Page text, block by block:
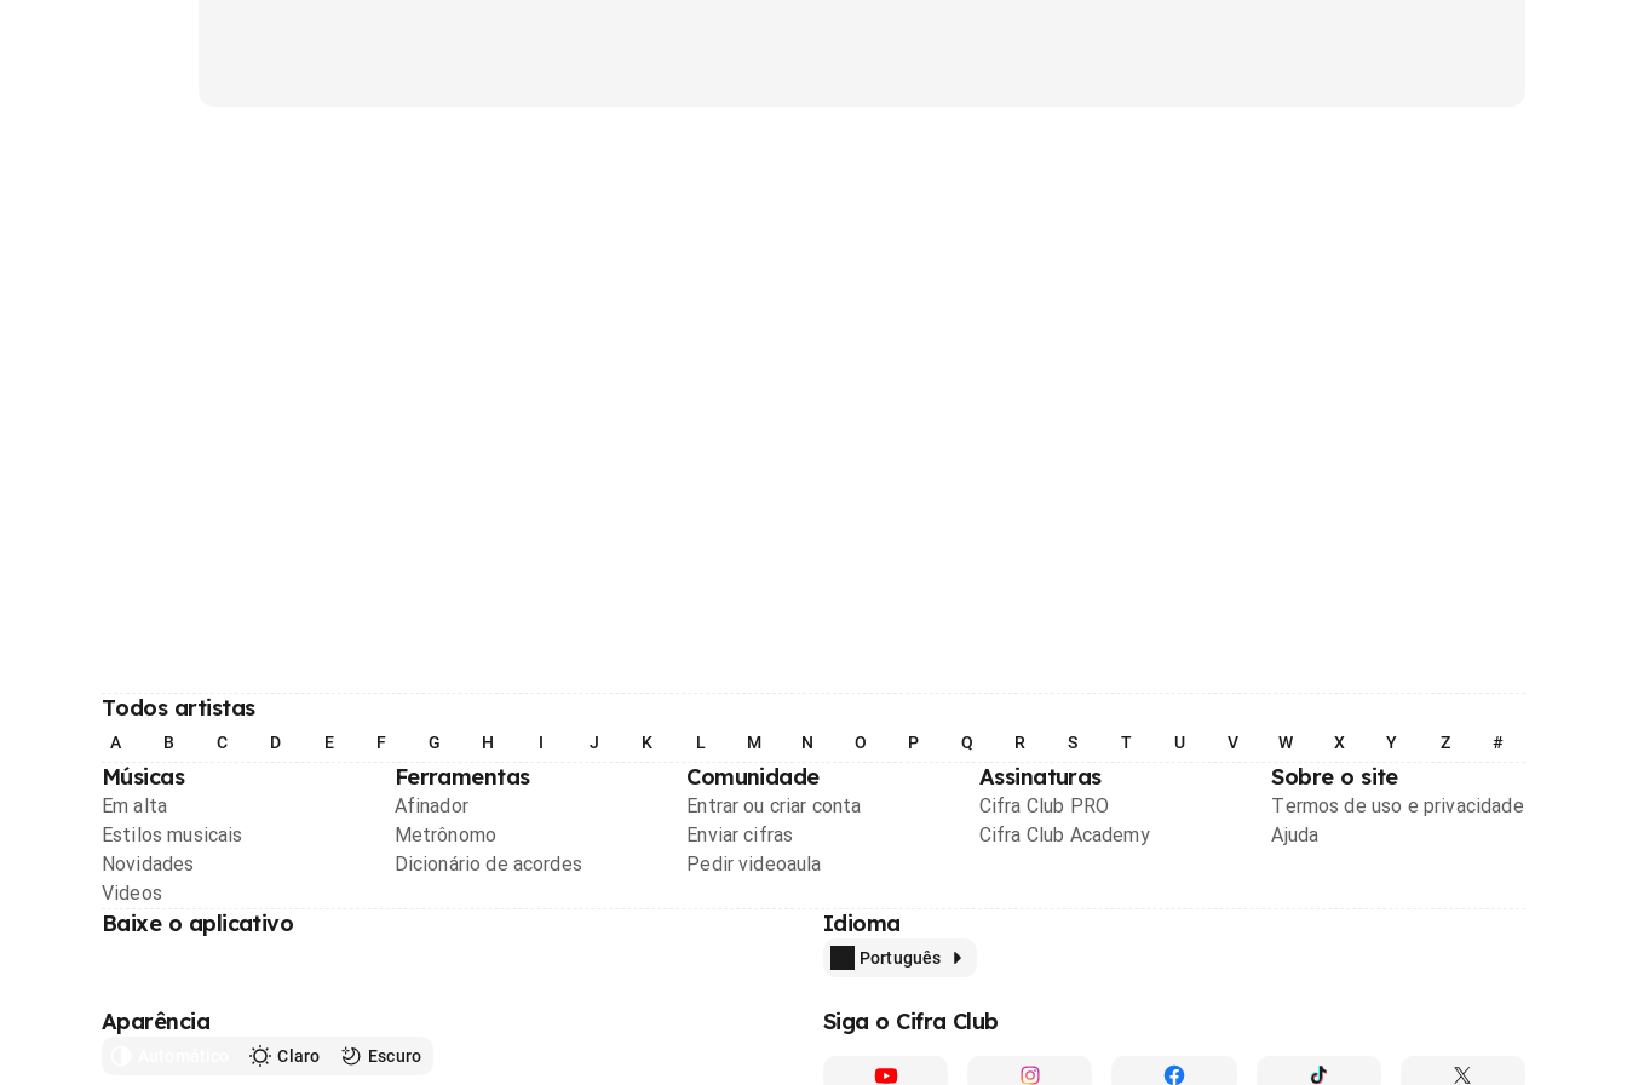
Todos artistas
A B C D E F G H I J K L M N O P Q R S T U V W X Y Z #
Músicas
Em alta
Estilos musicais
Novidades
Videos
Ferramentas
Afinador
Metrônomo
Dicionário de acordes
Comunidade
Entrar ou criar conta
Enviar cifras
Pedir videoaula
Assinaturas
Cifra Club PRO
Cifra Club Academy
Sobre o site
Termos de uso e privacidade
Ajuda
Baixe o aplicativo Idioma
Português
Aparência
Claro Escuro
Siga o Cifra Club